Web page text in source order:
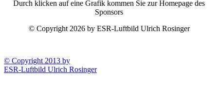
Durch klicken auf eine Grafik kommen Sie zur Homepage des
Sponsors
© Copyright 2026 by ESR-Luftbild Ulrich Rosinger
© Copyright 2013 by
ESR-Luftbild Ulrich Rosinger